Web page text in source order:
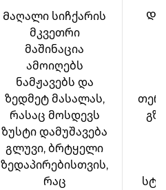
Მაღალი სიჩქარის
მკვეთრი
მაშინაცია
ამოიღებს
ნამჟავებს და
ზედმეტ მასალას,
რასაც მოსდევს
ზუსტი დამუშავება
გლუვი, ბრტყელი
ზედაპირებისთვის,
რაც